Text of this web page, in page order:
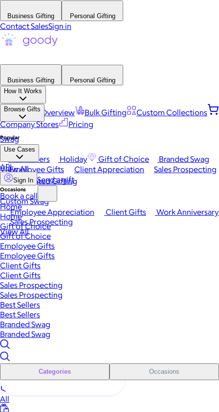
Business Gifting Personal Gifting
Contact SalesSign in
Business Gifting
Personal Gifting
How It Works
Platform Overview Bulk Gifting
Custom Collections
Company Stores
Pricing
Browse Gifts
Popular
Best Sellers Holiday Gift of Choice
Branded Swag
View All
Occasions
Employee Appreciation Client Gifts
Work Anniversary
Sales Prospecting
View All
Swag
Use Cases
Employee Gifts Client Appreciation
Sales Prospecting
Automated Gifting
Custom Swag
API
Sign In Send a gift
Book a call
Home
Home
Gift of Choice
Gift of Choice
Employee Gifts
Employee Gifts
Client Gifts
Client Gifts
Sales Prospecting
Sales Prospecting
Best Sellers
Best Sellers
Branded Swag
Branded Swag
Categories Occasions
All